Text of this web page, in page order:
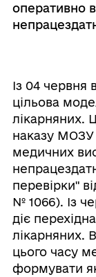
оперативно
Із 04 червня
цільова
лікарняних.
наказу МОЗУ
медичних
перевірки"
№ 1066). Із
діє
лікарняних.
цього часу
формувати